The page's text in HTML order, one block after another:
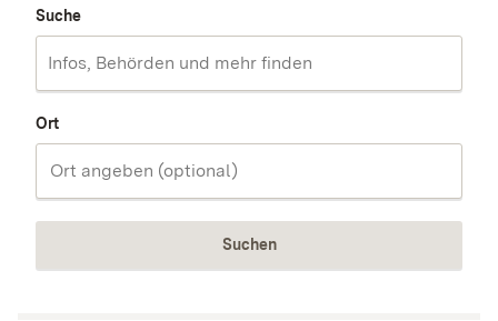
Suche
Ort
Suchen